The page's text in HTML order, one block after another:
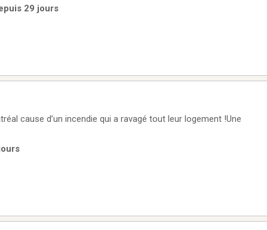
29 jours
cause d’un incendie qui a ravagé tout leur logement !Une